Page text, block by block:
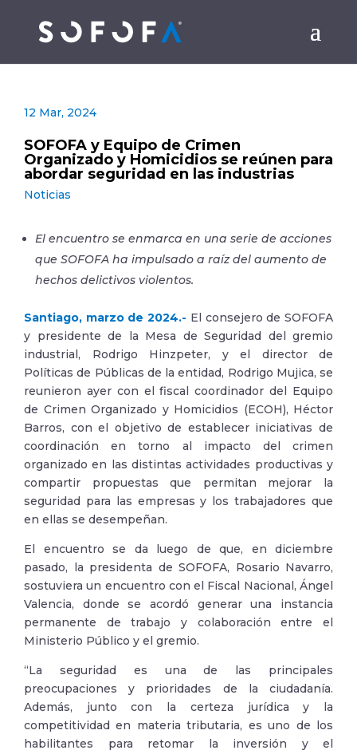
12 Mar, 2024
SOFOFA y Equipo de Crimen
Organizado y Homicidios se reúnen para
abordar seguridad en las industrias
Noticias
El encuentro se enmarca en una serie de acciones
que SOFOFA ha impulsado a raíz del aumento de
hechos delictivos violentos.
Santiago, marzo de 2024.- El consejero de SOFOFA
y presidente de la Mesa de Seguridad del gremio
industrial, Rodrigo Hinzpeter, y el director de
Políticas de Públicas de la entidad, Rodrigo Mujica, se
reunieron ayer con el fiscal coordinador del Equipo
de Crimen Organizado y Homicidios (ECOH), Héctor
Barros, con el objetivo de establecer iniciativas de
coordinación en torno al impacto del crimen
organizado en las distintas actividades productivas y
compartir propuestas que permitan mejorar la
seguridad para las empresas y los trabajadores que
en ellas se desempeñan.
El encuentro se da luego de que, en diciembre
pasado, la presidenta de SOFOFA, Rosario Navarro,
sostuviera un encuentro con el Fiscal Nacional, Ángel
Valencia, donde se acordó generar una instancia
permanente de trabajo y colaboración entre el
Ministerio Público y el gremio.
“La seguridad es una de las principales
preocupaciones y prioridades de la ciudadanía.
Además, junto con la certeza jurídica y la
competitividad en materia tributaria, es uno de los
habilitantes para retomar la inversión y el